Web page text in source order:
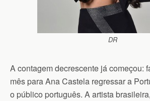
DR
A contagem decrescente já começou:
mês para Ana Castela regressar a
o público português. A artista